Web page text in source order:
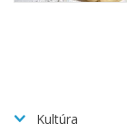
Kultúra